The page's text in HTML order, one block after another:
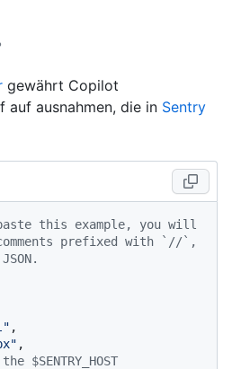
gewährt Copilot
ausnahmen, die in Sentry
this example, you will
prefixed with `//`,
,
,
$SENTRY_HOST